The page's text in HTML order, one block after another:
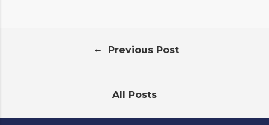
← Previous Post
All Posts